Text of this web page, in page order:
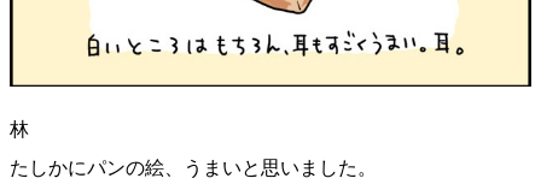
林
たしかにパンの絵、うまいと思いました。